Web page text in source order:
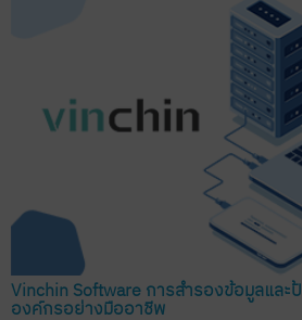
Vinchin Software การสำรองข้อมูลและ
องค์กรอย่างมืออาชีพ